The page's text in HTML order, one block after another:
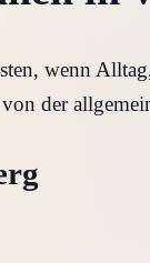
wenn
der